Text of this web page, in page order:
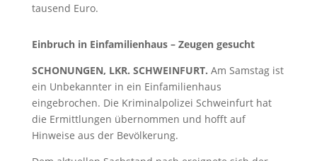
tausend Euro.
Einbruch in Einfamilienhaus – Zeugen gesucht
SCHONUNGEN, LKR. SCHWEINFURT. Am Samstag ist
ein Unbekannter in ein Einfamilienhaus
eingebrochen. Die Kriminalpolizei Schweinfurt hat
die Ermittlungen übernommen und hofft auf
Hinweise aus der Bevölkerung.